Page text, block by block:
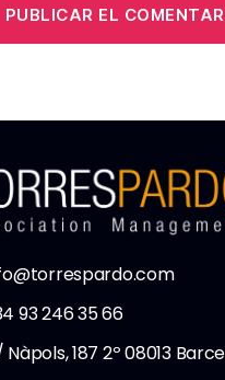
93 246 35 66
Nàpols, 187 2º 08013